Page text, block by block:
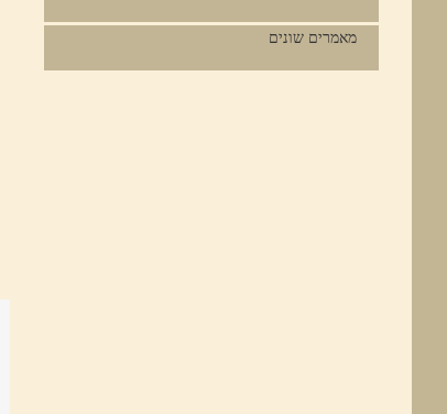
מאמרים שונים